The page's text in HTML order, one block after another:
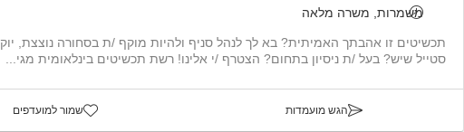
משמרות, משרה מלאה
תכשיטים זו אהבתך האמיתית? בא לך לנהל סניף ולהיות מוקף /ת בסחורה נוצצת,
סטייל שיש? בעל /ת ניסיון בתחום? הצטרף /י אלינו! רשת תכשיטים בינלאומית מגי...
הגש מועמדות שמור למועדפים